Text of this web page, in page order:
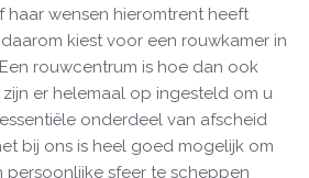
haar wensen hieromtrent heeft
kiest voor een rouwkamer in
rouwcentrum is hoe dan ook
zijn er helemaal op ingesteld om u
onderdeel van afscheid
bij ons is heel goed mogelijk om
persoonlijke sfeer te scheppen